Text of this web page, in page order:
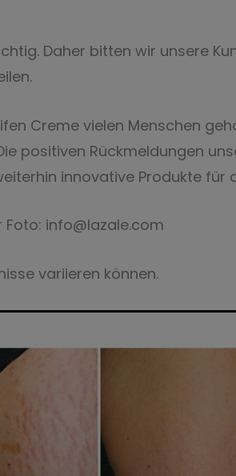
Daher bitten wir unsere
Creme vielen Menschen
positiven Rückmeldungen
innovative Produkte für
Foto: info@lazale.com
variieren können.